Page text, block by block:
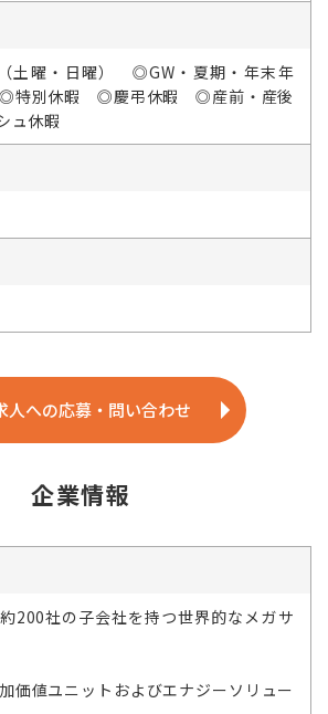
土曜・日曜） ◎GW・夏期・年末年
別休暇 ◎慶弔休暇 ◎産前・産後
ュ休暇
人への応募・問い合わせ
企業情報
200社の子会社を持つ世界的なメガサ
価値ユニットおよびエナジーソリュー